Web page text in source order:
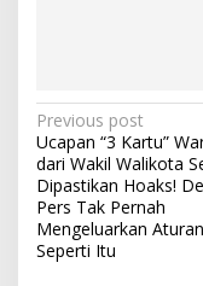
Post
navigation
Previous post
Ucapan “3 Kartu”
dari Wakil Walikota
Dipastikan Hoaks!
Pers Tak Pernah
Mengeluarkan Aturan
Seperti Itu